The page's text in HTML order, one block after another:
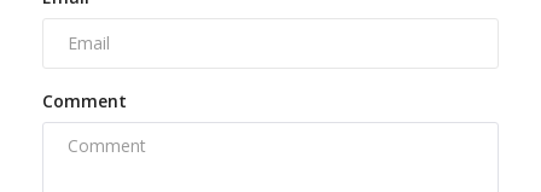
Comment